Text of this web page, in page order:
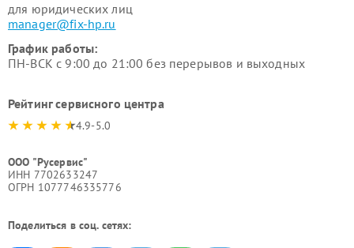
для юридических лиц
manager@fix-hp.ru
График работы:
ПН-ВСК с 9:00 до 21:00 без перерывов и выходных
Рейтинг сервисного центра
4.9-5.0
ООО "Русервис"
ИНН 7702633247
ОГРН 1077746335776
Поделиться в соц. сетях: